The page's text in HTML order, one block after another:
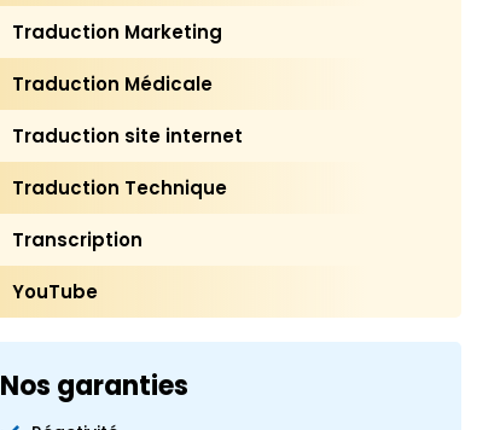
Traduction Marketing
Traduction Médicale
Traduction site internet
Traduction Technique
Transcription
YouTube
Nos garanties